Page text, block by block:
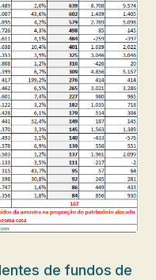
de fundos de